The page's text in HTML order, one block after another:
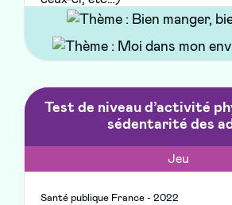
Test de niveau d’activité
sédentarité des
Jeu
Santé publique France - 2022